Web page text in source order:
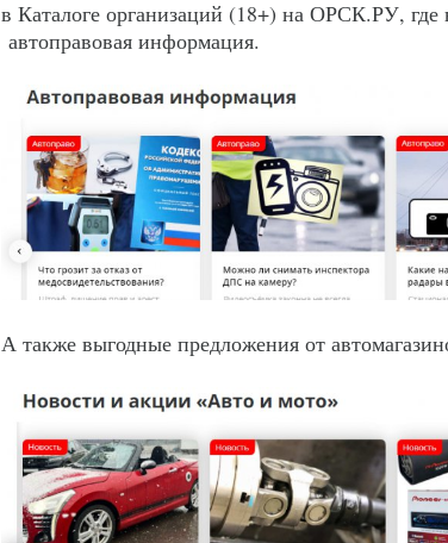
в Каталоге организаций (18+) на ОРСК.РУ, где
автоправовая информация.
А также выгодные предложения от